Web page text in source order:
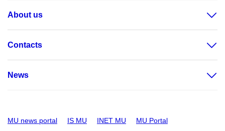
About us
Contacts
News
MU news portal IS MU INET MU MU Portal